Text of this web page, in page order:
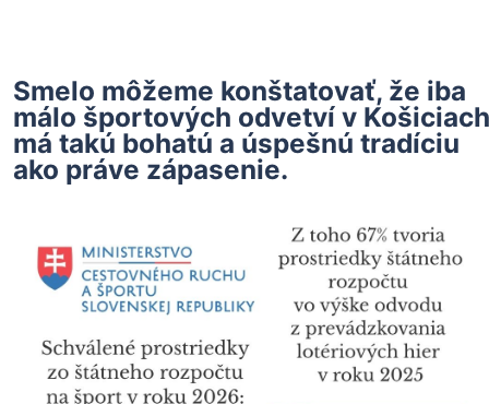
Smelo môžeme konštatovať, že iba
málo športových odvetví v Košiciach
má takú bohatú a úspešnú tradíciu
ako práve zápasenie.